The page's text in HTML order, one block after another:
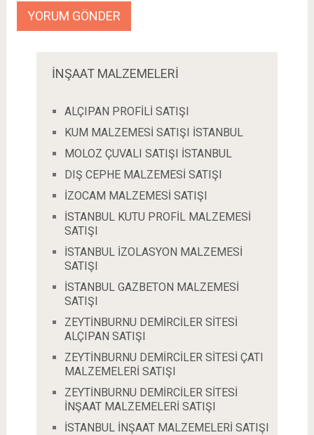
İNŞAAT MALZEMELERİ
ALÇIPAN PROFİLİ SATIŞI
KUM MALZEMESİ SATIŞI İSTANBUL
MOLOZ ÇUVALI SATIŞI İSTANBUL
DIŞ CEPHE MALZEMESİ SATIŞI
İZOCAM MALZEMESİ SATIŞI
İSTANBUL KUTU PROFİL MALZEMESİ
SATIŞI
İSTANBUL İZOLASYON MALZEMESİ
SATIŞI
İSTANBUL GAZBETON MALZEMESİ
SATIŞI
ZEYTİNBURNU DEMİRCİLER SİTESİ
ALÇIPAN SATIŞI
ZEYTİNBURNU DEMİRCİLER SİTESİ ÇATI
MALZEMELERİ SATIŞI
ZEYTİNBURNU DEMİRCİLER SİTESİ
İNŞAAT MALZEMELERİ SATIŞI
İSTANBUL İNŞAAT MALZEMELERİ SATIŞI